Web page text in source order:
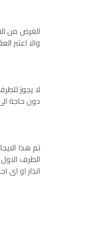
الغرض من
والا اعتبر
لا يجوز
دون حاجة الى
تم هذا
الطرف
انذار او اى